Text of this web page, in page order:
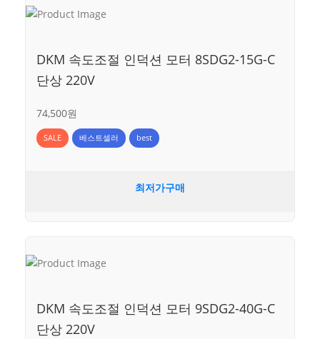
DKM 속도조절 인덕션 모터 8SDG2-15G-C
단상 220V
74,500원
SALE 베스트셀러 best
최저가구매
DKM 속도조절 인덕션 모터 9SDG2-40G-C
단상 220V